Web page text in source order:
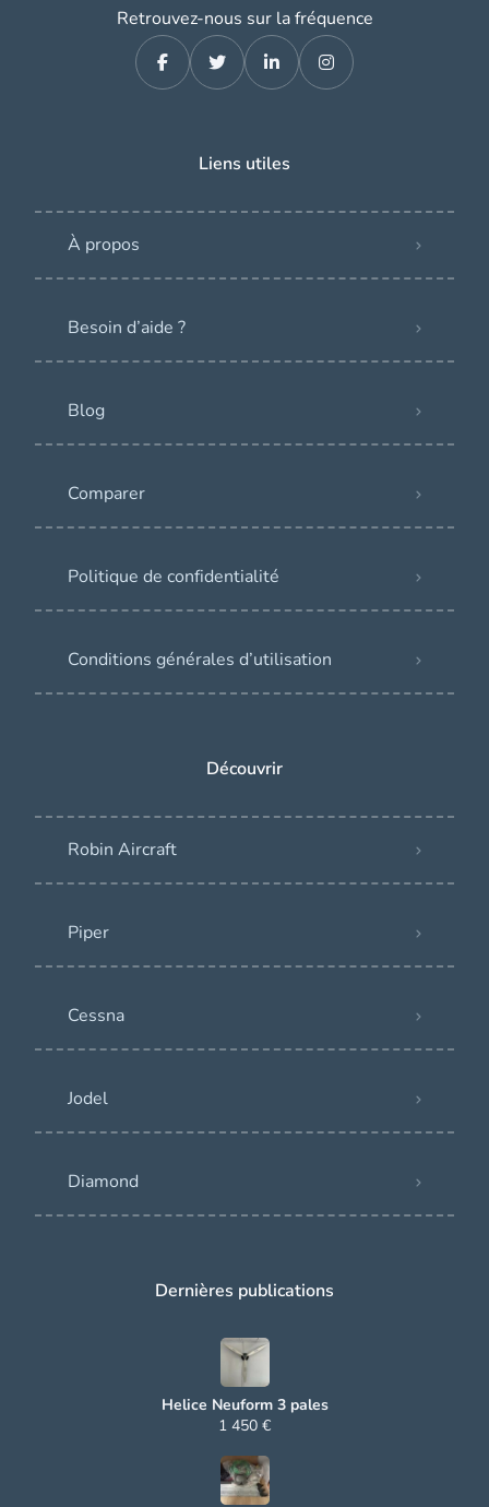
Retrouvez-nous sur la fréquence
Liens utiles
À propos
Besoin d’aide ?
Blog
Comparer
Politique de confidentialité
Conditions générales d’utilisation
Découvrir
Robin Aircraft
Piper
Cessna
Jodel
Diamond
Dernières publications
Helice Neuform 3 pales
1 450 €